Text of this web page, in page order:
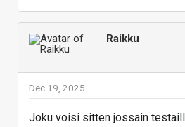
Raikku
Dec 19, 2025
Joku voisi sitten jossain